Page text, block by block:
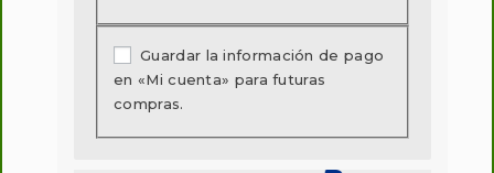
Guardar la información de pago
en «Mi cuenta» para futuras
compras.